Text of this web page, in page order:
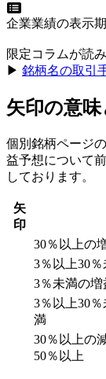
企業業績の表示
限定コラムが読
▶︎ 銘柄名の取引
矢印の意
個別銘柄ページ
益予想について
しております。
矢
印
30％以上の
3％以上30
3％未満の
3％以上30
満
30％以上の
50％以上